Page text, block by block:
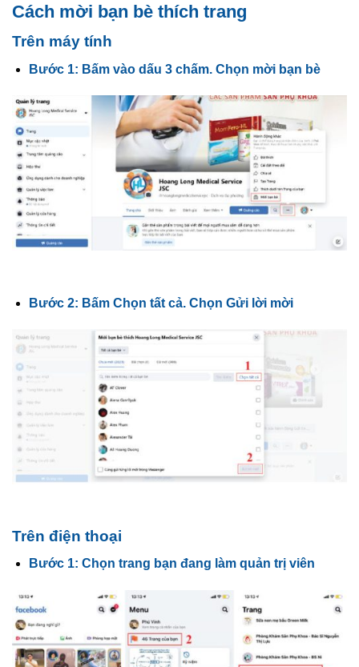
Cách mời bạn bè thích trang
Trên máy tính
Bước 1: Bấm vào dấu 3 chấm. Chọn mời bạn bè
Bước 2: Bấm Chọn tất cả. Chọn Gửi lời mời
Trên điện thoại
Bước 1: Chọn trang bạn đang làm quản trị viên